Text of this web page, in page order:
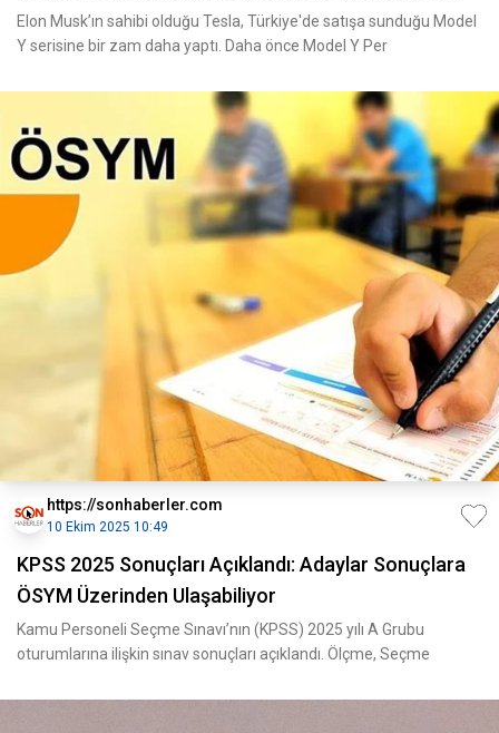
Elon Musk’ın sahibi olduğu Tesla, Türkiye'de satışa sunduğu Model
Y serisine bir zam daha yaptı. Daha önce Model Y Per
https://sonhaberler.com
10 Ekim 2025 10:49
KPSS 2025 Sonuçları Açıklandı: Adaylar Sonuçlara
ÖSYM Üzerinden Ulaşabiliyor
Kamu Personeli Seçme Sınavı’nın (KPSS) 2025 yılı A Grubu
oturumlarına ilişkin sınav sonuçları açıklandı. Ölçme, Seçme